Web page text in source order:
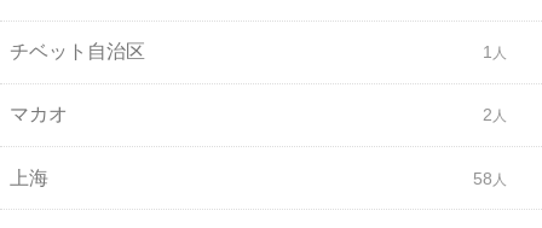
チベット自治区 1
マカオ 2
上海 58